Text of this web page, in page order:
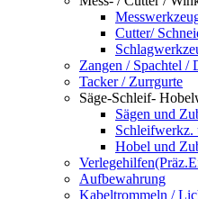
Cutter/
Zangen / Spachtel /
Tacker / Zurrgurte
Säge-Schleif-
Sägen und
Schleifwerkz.
Hobel und
Aufbewahrung
Kabeltrommeln /